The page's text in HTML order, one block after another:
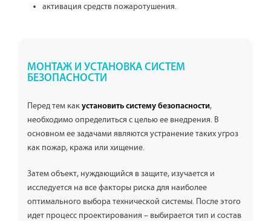
активация средств пожаротушения.
МОНТАЖ И УСТАНОВКА СИСТЕМ
БЕЗОПАСНОСТИ
Перед тем как установить систему безопасности,
необходимо определиться с целью ее внедрения. В
основном ее задачами являются устранение таких угроз
как пожар, кража или хищение.
Затем объект, нуждающийся в защите, изучается и
исследуется на все факторы риска для наиболее
оптимального выбора технической системы. После этого
идет процесс проектирования – выбирается тип и состав